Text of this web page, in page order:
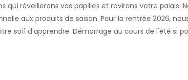
réveillerons vos papilles et ravirons votre palais.
aux produits de saison. Pour la rentrée 2026,
soif d’apprendre. Démarrage au cours de l'été si